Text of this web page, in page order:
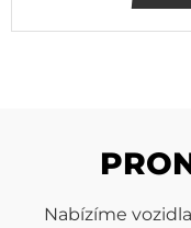
Nabízíme